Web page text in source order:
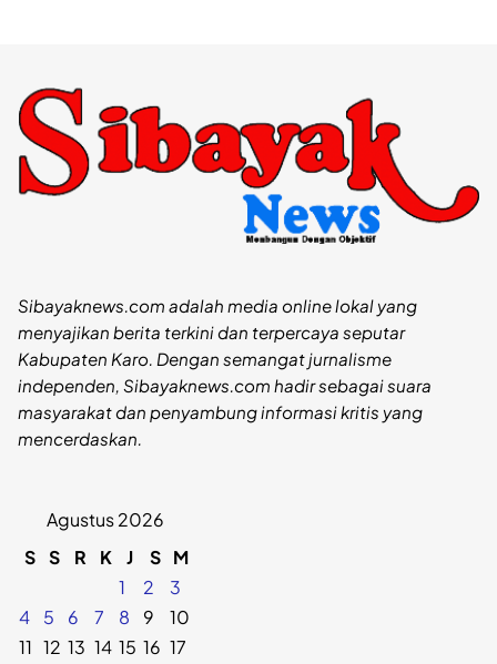
Sibayaknews.com adalah media online lokal yang
menyajikan berita terkini dan terpercaya seputar
Kabupaten Karo. Dengan semangat jurnalisme
independen, Sibayaknews.com hadir sebagai suara
masyarakat dan penyambung informasi kritis yang
mencerdaskan.
Agustus 2026
S S R K J S M
1
2
3
4
5 6 7 8 9
10
11 12 13 14 15 16 17